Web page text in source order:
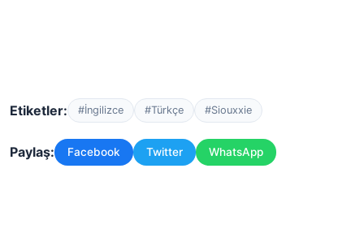
Etiketler: #İngilizce #Türkçe #Siouxxie
Paylaş: Facebook Twitter WhatsApp